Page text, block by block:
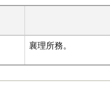
襄理所務。